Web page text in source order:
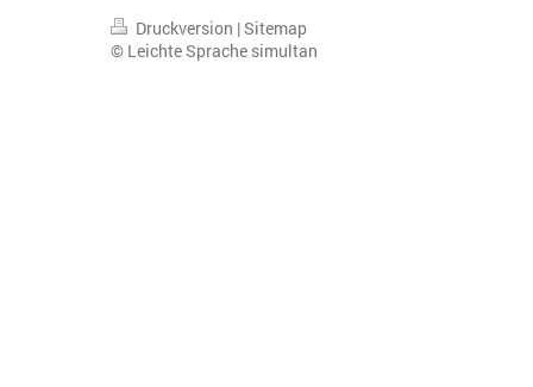
Druckversion |Sitemap
© Leichte Sprache simultan